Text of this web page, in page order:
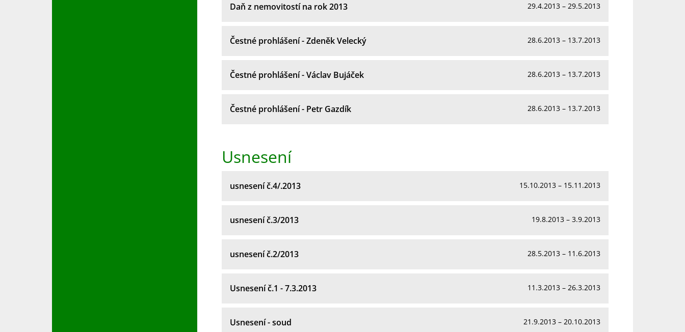
Daň z nemovitostí na rok 2013 29.4.2013 – 29.5.2013
Čestné prohlášení - Zdeněk Velecký 28.6.2013 – 13.7.2013
Čestné prohlášení - Václav Bujáček 28.6.2013 – 13.7.2013
Čestné prohlášení - Petr Gazdík 28.6.2013 – 13.7.2013
Usnesení
usnesení č.4/.2013 15.10.2013 – 15.11.2013
usnesení č.3/2013 19.8.2013 – 3.9.2013
usnesení č.2/2013 28.5.2013 – 11.6.2013
Usnesení č.1 - 7.3.2013 11.3.2013 – 26.3.2013
Usnesení - soud 21.9.2013 – 20.10.2013